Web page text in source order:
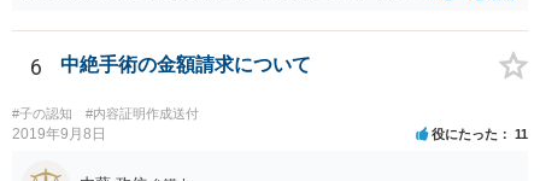
育費の増額調停を起こすこともできます。 仮に中絶する場合でも、相
手方が妊娠について話し合いをしっかりしてくれない場合には、慰謝
料請求などもできる可能性があります。 いずれにせよ、親御さんとの
関わりが不可欠となると思われますので、一度話し合った上で、法律
事務所へ早めのご相談をされたほうがよろしいかと思います。
6 中絶手術の金額請求について
#子の認知 #内容証明作成送付
2019年9月8日 役にたった 11